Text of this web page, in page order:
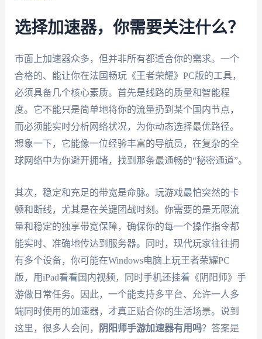
选择加速器，你需要关注什么？
市面上加速器众多，但并非所有都适合你的需求。一个
合格的、能让你在法国畅玩《王者荣耀》PC版的工具，
必须具备几个核心素质。首先是线路的质量和智能程
度。它不能只是简单地将你的流量扔到某个国内节点，
而必须能实时分析网络状况，为你动态选择最优路径。
想象一下，它能像一位经验丰富的导航员，在复杂的全
球网络中为你避开拥堵，找到那条最通畅的“秘密通道”。
其次，稳定和充足的带宽是命脉。玩游戏最怕突然的卡
顿和断线，尤其是在关键团战时刻。你需要的是无限流
量和稳定的独享带宽保障，确保你的每一个操作指令都
能实时、准确地传达到服务器。同时，现代玩家往往拥
有多个设备，你可能在Windows电脑上玩王者荣耀PC
版，用iPad看看国内视频，同时手机还挂着《阴阳师》手
游做日常任务。因此，一个能支持多平台、允许一人多
端同时使用的加速器，才真正贴合你的生活场景。说到
这里，很多人会问，
阴阳师手游加速器有用吗？答案是